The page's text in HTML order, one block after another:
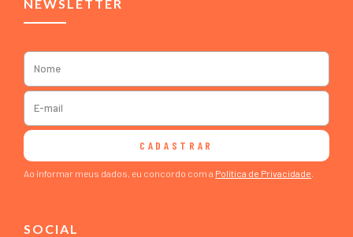
NEWSLETTER
CADASTRAR
Ao informar meus dados, eu concordo com a Política de Privacidade
SOCIAL